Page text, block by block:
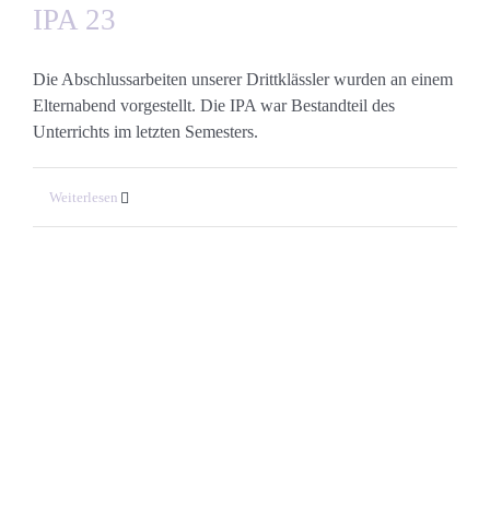
IPA 23
Die Abschlussarbeiten unserer Drittklässler wurden an einem
Elternabend vorgestellt. Die IPA war Bestandteil des
Unterrichts im letzten Semesters.
Weiterlesen